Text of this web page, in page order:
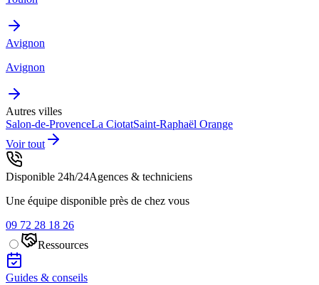
Avignon
Avignon
Autres villes
Salon-de-ProvenceLa CiotatSaint-Raphaël Orange
Voir tout
Disponible 24h/24Agences & techniciens
Une équipe disponible près de chez vous
09 72 28 18 26
Ressources
Guides & conseils